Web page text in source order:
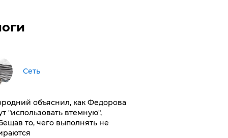
Сеть
объяснил, как Федорова
"использовать втемную",
то, чего выполнять не